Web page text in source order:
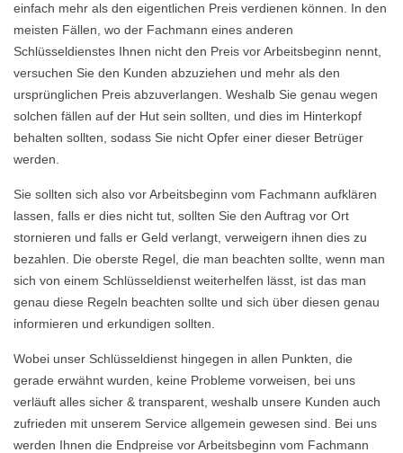
einfach mehr als den eigentlichen Preis verdienen können. In den
meisten Fällen, wo der Fachmann eines anderen
Schlüsseldienstes Ihnen nicht den Preis vor Arbeitsbeginn nennt,
versuchen Sie den Kunden abzuziehen und mehr als den
ursprünglichen Preis abzuverlangen. Weshalb Sie genau wegen
solchen fällen auf der Hut sein sollten, und dies im Hinterkopf
behalten sollten, sodass Sie nicht Opfer einer dieser Betrüger
werden.
Sie sollten sich also vor Arbeitsbeginn vom Fachmann aufklären
lassen, falls er dies nicht tut, sollten Sie den Auftrag vor Ort
stornieren und falls er Geld verlangt, verweigern ihnen dies zu
bezahlen. Die oberste Regel, die man beachten sollte, wenn man
sich von einem Schlüsseldienst weiterhelfen lässt, ist das man
genau diese Regeln beachten sollte und sich über diesen genau
informieren und erkundigen sollten.
Wobei unser Schlüsseldienst hingegen in allen Punkten, die
gerade erwähnt wurden, keine Probleme vorweisen, bei uns
verläuft alles sicher & transparent, weshalb unsere Kunden auch
zufrieden mit unserem Service allgemein gewesen sind. Bei uns
werden Ihnen die Endpreise vor Arbeitsbeginn vom Fachmann